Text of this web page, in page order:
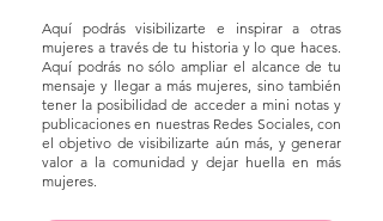
Aquí podrás visibilizarte e inspirar a otras
mujeres a través de tu historia y lo que haces.
Aquí podrás no sólo ampliar el alcance de tu
mensaje y llegar a más mujeres, sino también
tener la posibilidad de acceder a mini notas y
publicaciones en nuestras Redes Sociales, con
el objetivo de visibilizarte aún más, y generar
valor a la comunidad y dejar huella en más
mujeres.